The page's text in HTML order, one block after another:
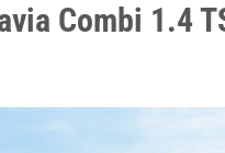
Combi 1.4